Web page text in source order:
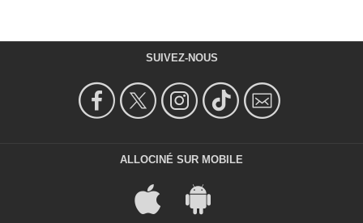
SUIVEZ-NOUS
ALLOCINÉ SUR MOBILE